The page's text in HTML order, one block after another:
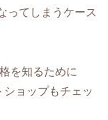
ってしまうケース
を知るために
ョップもチェッ